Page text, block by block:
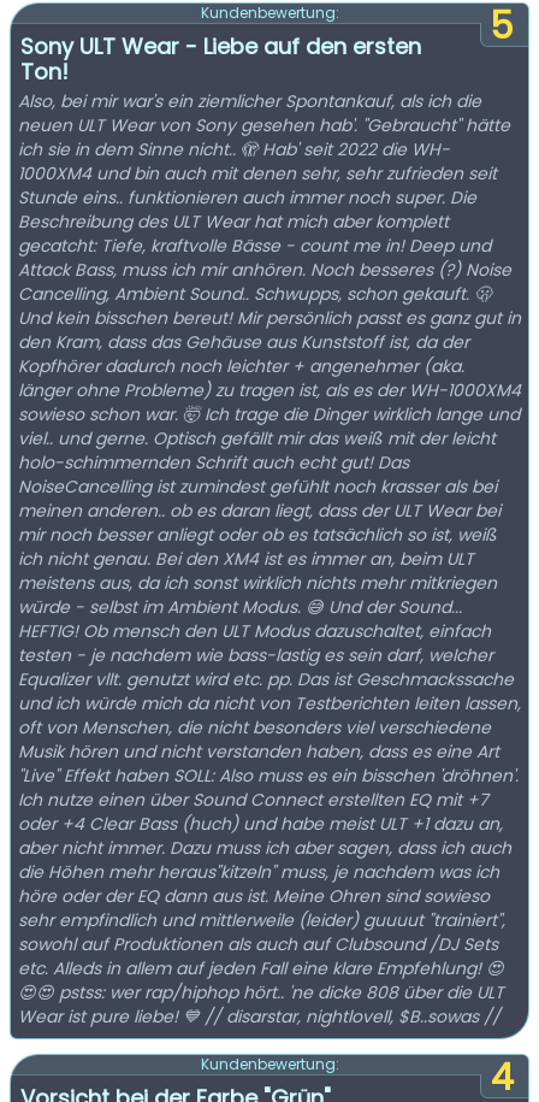
5
Kundenbewertung:
Sony ULT Wear - Liebe auf den ersten
Ton!
Also, bei mir war's ein ziemlicher Spontankauf, als ich die
neuen ULT Wear von Sony gesehen hab'. "Gebraucht" hätte
ich sie in dem Sinne nicht.. 🫣 Hab' seit 2022 die WH-
1000XM4 und bin auch mit denen sehr, sehr zufrieden seit
Stunde eins.. funktionieren auch immer noch super. Die
Beschreibung des ULT Wear hat mich aber komplett
gecatcht: Tiefe, kraftvolle Bässe - count me in! Deep und
Attack Bass, muss ich mir anhören. Noch besseres (?) Noise
Cancelling, Ambient Sound.. Schwupps, schon gekauft. 🫢
Und kein bisschen bereut! Mir persönlich passt es ganz gut in
den Kram, dass das Gehäuse aus Kunststoff ist, da der
Kopfhörer dadurch noch leichter + angenehmer (aka.
länger ohne Probleme) zu tragen ist, als es der WH-1000XM4
sowieso schon war. 🤯 Ich trage die Dinger wirklich lange und
viel.. und gerne. Optisch gefällt mir das weiß mit der leicht
holo-schimmernden Schrift auch echt gut! Das
NoiseCancelling ist zumindest gefühlt noch krasser als bei
meinen anderen.. ob es daran liegt, dass der ULT Wear bei
mir noch besser anliegt oder ob es tatsächlich so ist, weiß
ich nicht genau. Bei den XM4 ist es immer an, beim ULT
meistens aus, da ich sonst wirklich nichts mehr mitkriegen
würde - selbst im Ambient Modus. 😅 Und der Sound...
HEFTIG! Ob mensch den ULT Modus dazuschaltet, einfach
testen - je nachdem wie bass-lastig es sein darf, welcher
Equalizer vllt. genutzt wird etc. pp. Das ist Geschmackssache
und ich würde mich da nicht von Testberichten leiten lassen,
oft von Menschen, die nicht besonders viel verschiedene
Musik hören und nicht verstanden haben, dass es eine Art
"Live" Effekt haben SOLL: Also muss es ein bisschen 'dröhnen'.
Ich nutze einen über Sound Connect erstellten EQ mit +7
oder +4 Clear Bass (huch) und habe meist ULT +1 dazu an,
aber nicht immer. Dazu muss ich aber sagen, dass ich auch
die Höhen mehr heraus"kitzeln" muss, je nachdem was ich
höre oder der EQ dann aus ist. Meine Ohren sind sowieso
sehr empfindlich und mittlerweile (leider) guuuut "trainiert",
sowohl auf Produktionen als auch auf Clubsound /DJ Sets
etc. Alleds in allem auf jeden Fall eine klare Empfehlung! 😍
😍😍 pstss: wer rap/hiphop hört.. 'ne dicke 808 über die ULT
Wear ist pure liebe! 💙 // disarstar, nightlovell, $B..sowas //
4
Kundenbewertung: